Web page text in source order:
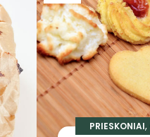
PRIESKONIAI,